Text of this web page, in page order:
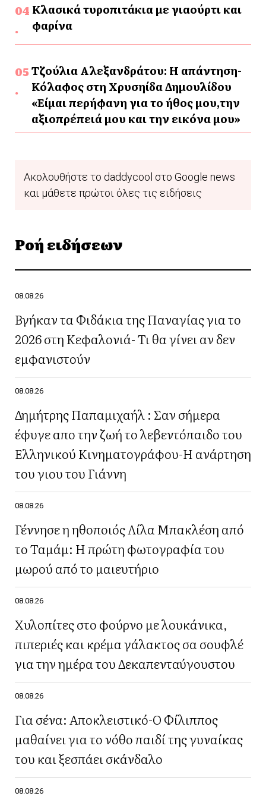
Κλασικά τυροπιτάκια με γιαούρτι και
φαρίνα
Τζούλια Αλεξανδράτου: Η απάντηση-
Κόλαφος στη Χρυσηίδα Δημουλίδου
«Είμαι περήφανη για το ήθος μου,την
αξιοπρέπειά μου και την εικόνα μου»
Ακολουθήστε το daddycool στο Google news
και μάθετε πρώτοι όλες τις ειδήσεις
Ροή ειδήσεων
08.08.26
Βγήκαν τα Φιδάκια της Παναγίας για το
2026 στη Κεφαλονιά- Τι θα γίνει αν δεν
εμφανιστούν
08.08.26
Δημήτρης Παπαμιχαήλ : Σαν σήμερα
έφυγε απο την ζωή το λεβεντόπαιδο του
Ελληνικού Κινηματογράφου-Η ανάρτηση
του γιου του Γιάννη
08.08.26
Γέννησε η ηθοποιός Λίλα Μπακλέση από
το Ταμάμ: Η πρώτη φωτογραφία του
μωρού από το μαιευτήριο
08.08.26
Χυλοπίτες στο φούρνο με λουκάνικα,
πιπεριές και κρέμα γάλακτος σα σουφλέ
για την ημέρα του Δεκαπενταύγουστου
08.08.26
Για σένα: Αποκλειστικό-Ο Φίλιππος
μαθαίνει για το νόθο παιδί της γυναίκας
του και ξεσπάει σκάνδαλο
08.08.26